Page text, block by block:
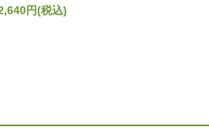
円(税込)